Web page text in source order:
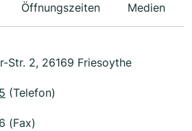
Öffnungszeiten Medien
Str. 2, 26169 Friesoythe
(Telefon)
(Fax)